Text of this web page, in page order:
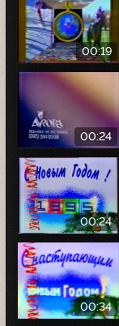
00:19
00:24
00:24
00:34